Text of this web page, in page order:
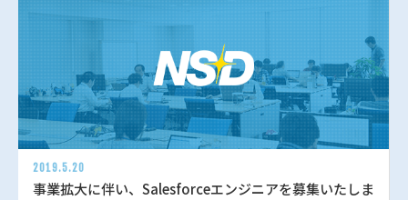
2019.5.20
事業拡大に伴い、Salesforceエンジニアを募集いたしま